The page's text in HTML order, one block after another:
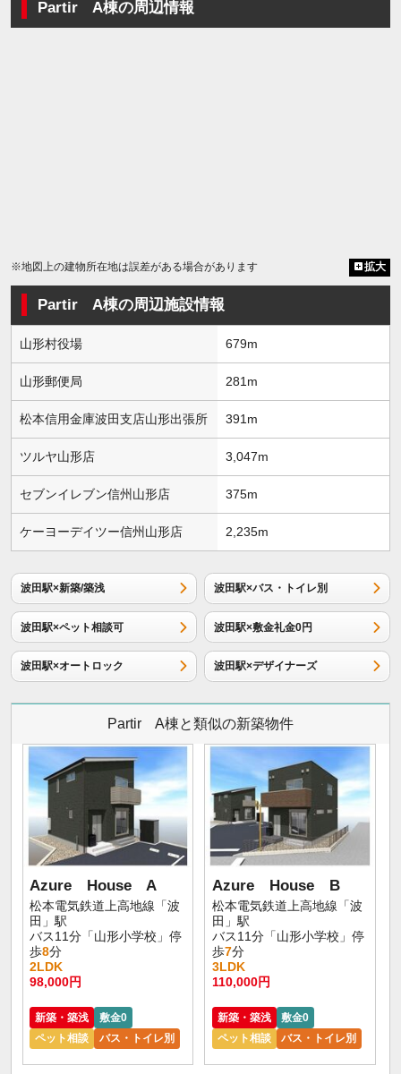
Partir A棟の周辺情報
※地図上の建物所在地は誤差がある場合があります 拡大
Partir A棟の周辺施設情報
山形村役場 679m
山形郵便局 281m
松本信用金庫波田支店山形出張所 391m
ツルヤ山形店 3,047m
セブンイレブン信州山形店 375m
ケーヨーデイツー信州山形店 2,235m
波田駅×新築/築浅 波田駅×バス・トイレ別
波田駅×ペット相談可 波田駅×敷金礼金0円
波田駅×オートロック 波田駅×デザイナーズ
Partir A棟と類似の新築物件
Azure House A
松本電気鉄道上高地線「波
田」駅
バス11分「山形小学校」停
歩8分
2LDK
98,000円
新築・築浅
敷金0
ペット相談
バス・トイレ別
Azure House B
松本電気鉄道上高地線「波
田」駅
バス11分「山形小学校」停
歩7分
3LDK
110,000円
新築・築浅
敷金0
ペット相談
バス・トイレ別